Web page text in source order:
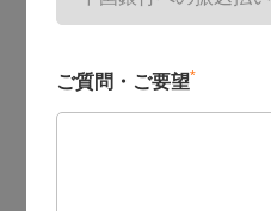
ご質問・ご要望*